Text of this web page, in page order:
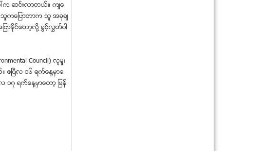
ပၚက ဆင္းလာတယ္။ က်ေ
သူကေျပာတာက သူ အခုခ်
ာႏုိင္ေတာ့လို႔ ခြင့္လႊတ္ပါ
Council) လူမႈ၊
ဧၿပီလ ၁၆ ရက္ေန႔မွာေ
၁၇ ရက္ေန႔မွာေတာ့ ျမန္